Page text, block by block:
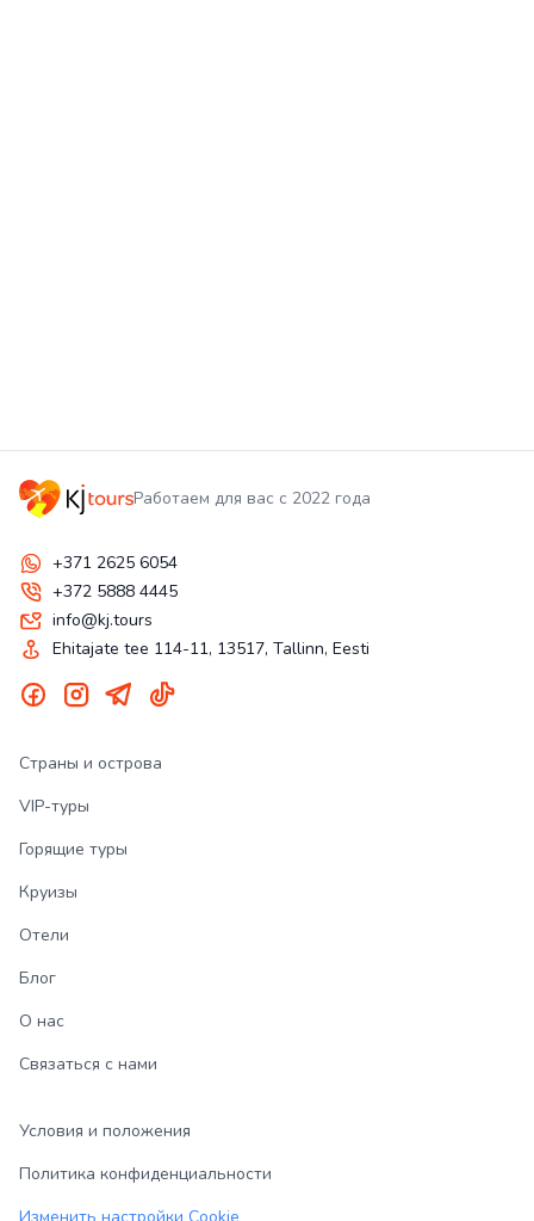
Работаем для вас с 2022 года
+371 2625 6054
+372 5888 4445
info@kj.tours
Ehitajate tee 114-11, 13517, Tallinn, Eesti
Страны и острова
VIP-туры
Горящие туры
Круизы
Отели
Блог
О нас
Связаться с нами
Условия и положения
Политика конфиденциальности